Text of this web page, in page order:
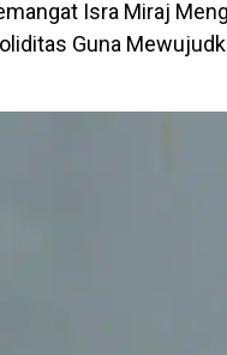
Isra Miraj
Guna